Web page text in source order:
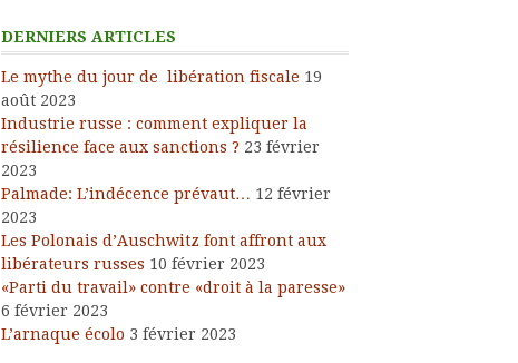
DERNIERS ARTICLES
Le mythe du jour de libération fiscale 19
août 2023
Industrie russe : comment expliquer la
résilience face aux sanctions ? 23 février
2023
Palmade: L’indécence prévaut… 12 février
2023
Les Polonais d’Auschwitz font affront aux
libérateurs russes 10 février 2023
«Parti du travail» contre «droit à la paresse»
6 février 2023
L’arnaque écolo 3 février 2023